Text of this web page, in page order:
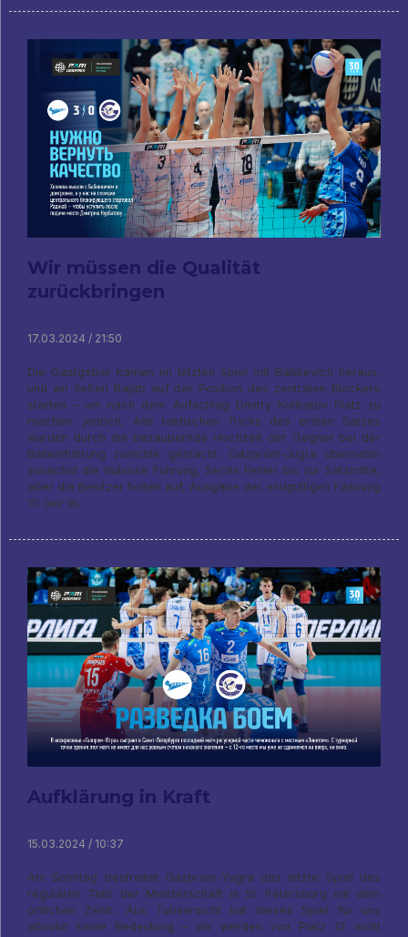
Wir müssen die Qualität
zurückbringen
17.03.2024 / 21:50
Die Gastgeber kamen im letzten Spiel mit Babkevich heraus,
und wir ließen Rajab auf der Position des zentralen Blockers
starten – um nach dem Aufschlag Dmitry Kurbatov Platz zu
machen. jedoch, Alle taktischen Tricks des ersten Satzes
wurden durch die bezaubernde Hochzeit der Gegner bei der
Balleinführung zunichte gemacht. Gazprom-Jugra übernahm
zunächst die dubiose Führung, Sechs Fehler bis zur Satzmitte,
aber die Besitzer holten auf, Ausgabe der endgültigen Fassung
10 (wir 9).
Aufklärung in Kraft
15.03.2024 / 10:37
Am Sonntag bestreitet Gazprom-Yugra das letzte Spiel des
regulären Teils der Meisterschaft in St. Petersburg mit dem
örtlichen Zenit.. Aus Turniersicht hat dieses Spiel für uns
absolut keine Bedeutung – wir werden von Platz 12 nicht